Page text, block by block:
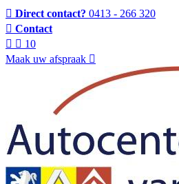
Direct contact? 0413 - 266 320
Contact
10
Maak uw afspraak